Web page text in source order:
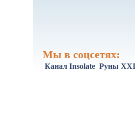
Мы в соцсетях:
Канал Insolate Руны XXI